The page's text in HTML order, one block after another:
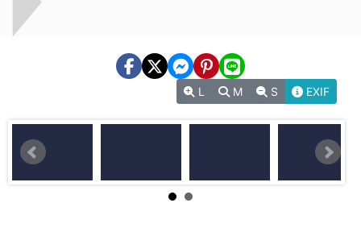
L M S EXIF